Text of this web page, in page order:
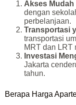
Akses
dengan
perbelanjaan.
Transportasi
transportasi
MRT dan LRT
Investasi
Jakarta
tahun.
Berapa Harga